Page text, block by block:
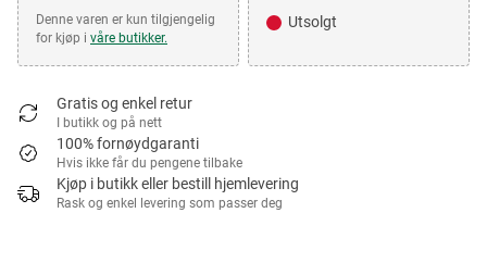
Denne varen er kun tilgjengelig
for kjøp i våre butikker.
Utsolgt
Gratis og enkel retur
I butikk og på nett
100% fornøydgaranti
Hvis ikke får du pengene tilbake
Kjøp i butikk eller bestill hjemlevering
Rask og enkel levering som passer deg